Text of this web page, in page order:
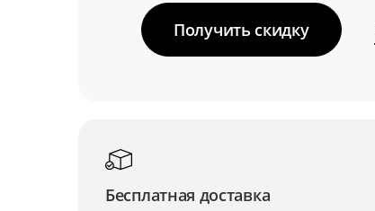
Получить скидку
Бесплатная доставка